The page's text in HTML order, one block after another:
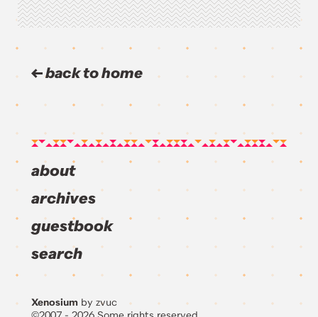
back to home
about
archives
guestbook
search
Xenosium by zvuc